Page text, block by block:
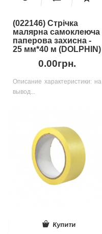
(022146) Стрічка
малярна самоклеюча
паперова захисна -
25 мм*40 м (DOLPHIN)
0.00грн.
Описание характеристики: на
вывод...
Купити